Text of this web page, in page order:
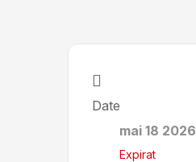
Date
mai 18 2026
Expirat